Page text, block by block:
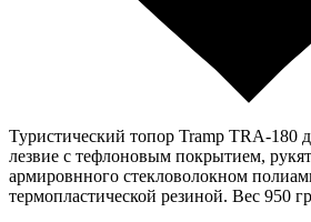
Туристический топор Tramp TRA-180
лезвие с тефлоновым покрытием,
армировнного стекловолокном
термопластической резиной. Вес 950